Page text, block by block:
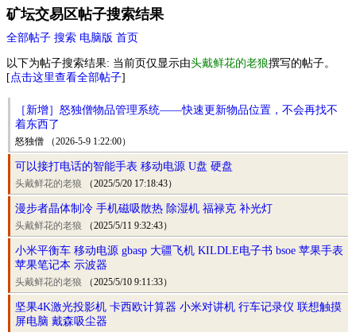
矿坛交易区帖子搜索结果
全部帖子 搜索 电脑版 首页
以下为帖子搜索结果: 当前页仅显示由头戴鲜花的老狼撰写的帖子。
[点击这里查看全部帖子]
［新增］怒独僧物品管理系统——快速更新物品位置，不会再找不
着东西了
怒独僧 （2026-5-9 1:22:00）
可以接打电话的智能手表 移动电源 U盘 硬盘
头戴鲜花的老狼 （2025/5/20 17:18:43）
漫步者晶体制冷 手机磁吸散热 除湿机 福禄克 补光灯
头戴鲜花的老狼 （2025/5/11 9:32:43）
小米平衡车 移动电源 gbasp 大疆飞机 KILDLE电子书 bsoe 苹果手表
苹果笔记本 示波器
头戴鲜花的老狼 （2025/5/10 9:11:33）
坚果4K激光投影机 卡西欧计算器 小米对讲机 行车记录仪 联想触摸
屏电脑 戴森吸尘器